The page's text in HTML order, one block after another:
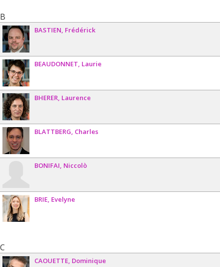
B
BASTIEN Frédérick
BEAUDONNET Laurie
BHERER Laurence
BLATTBERG Charles
BONIFAI Niccolò
BRIE Evelyne
C
CAOUETTE Dominique